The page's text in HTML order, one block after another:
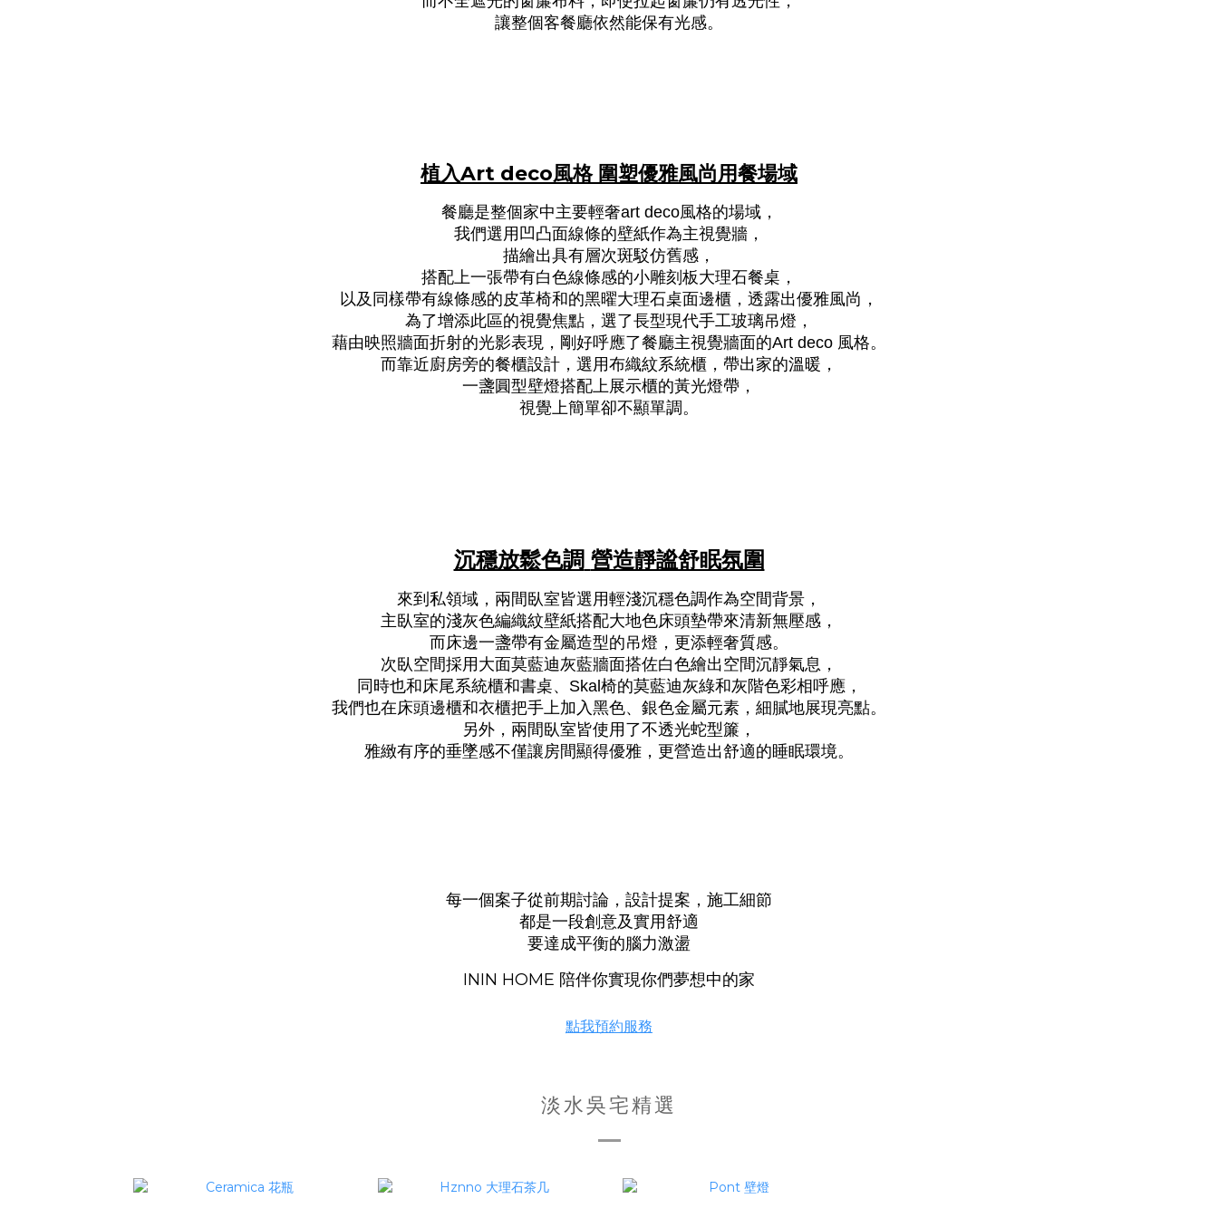
讓整個客餐廳依然能保有光感。
植入Art deco風格 圍塑優雅風尚用餐場域
餐廳是整個家中主要輕奢art deco風格的場域，
我們選用凹凸面線條的壁紙作為主視覺牆，
描繪出具有層次斑駁仿舊感，
搭配上一張帶有白色線條感的小雕刻板大理石餐桌，
以及同樣帶有線條感的皮革椅和的黑曜大理石桌面邊櫃，透露出優雅風尚，
為了增添此區的視覺焦點，選了長型現代手工玻璃吊燈，
藉由映照牆面折射的光影表現，剛好呼應了餐廳主視覺牆面的Art deco 風格。
而靠近廚房旁的餐櫃設計，選用布織紋系統櫃，帶出家的溫暖，
一盞圓型壁燈搭配上展示櫃的黃光燈帶，
視覺上簡單卻不顯單調。
沉穩放鬆色調 營造靜謐舒眠氛圍
來到私領域，兩間臥室皆選用輕淺沉穩色調作為空間背景，
主臥室的淺灰色編織紋壁紙搭配大地色床頭墊帶來清新無壓感，
而床邊一盞帶有金屬造型的吊燈，更添輕奢質感。
次臥空間採用大面莫藍迪灰藍牆面搭佐白色繪出空間沉靜氣息，
同時也和床尾系統櫃和書桌、
Skal椅的莫藍迪灰綠和灰階色彩相呼應，
我們也在床頭邊櫃和衣櫃把手上加入黑色、銀色金屬元素，細膩地展現亮點。
另外，兩間臥室皆使用了不透光蛇型簾，
雅緻有序的垂墜感不僅讓房間顯得優雅，更營造出舒適的睡眠環境。
每一個案子從前期討論，設計提案，施工細節
都是一段創意及實用舒適
要達成平衡的腦力激盪
ININ HOME 陪伴你實現你們夢想中的家
點我預約服務
淡水吳宅精選